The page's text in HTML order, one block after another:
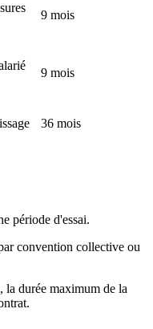
9 mois
9 mois
36 mois
période d'essai.
convention collective ou
la durée maximum de la